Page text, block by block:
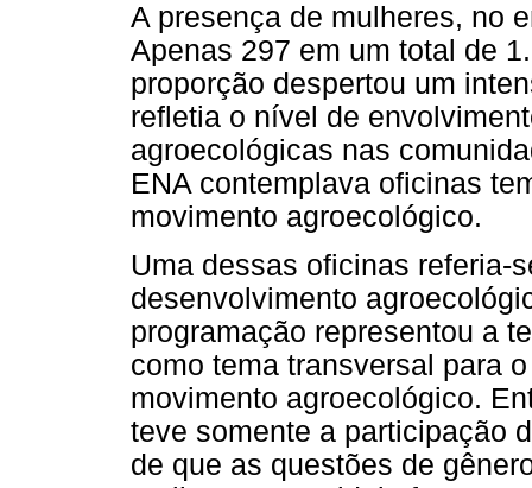
A presença de mulheres, no
Apenas 297 em um total de
proporção despertou um
refletia o nível de
agroecológicas nas
ENA contemplava oficinas
movimento agroecológico.
Uma dessas oficinas referia-
desenvolvimento
programação representou a
como tema transversal para
movimento agroecológico.
teve somente a participação
de que as questões de